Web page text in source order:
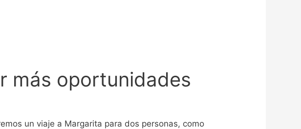
más oportunidades
un viaje a Margarita para dos personas, como